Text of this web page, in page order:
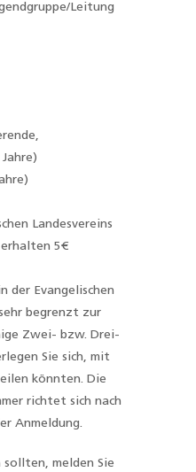
Leitung
Landesvereins
5€
der Evangelischen
begrenzt zur
Zwei- bzw. Drei-
Sie sich, mit
könnten. Die
richtet sich nach
Anmeldung.
sollten, melden Sie